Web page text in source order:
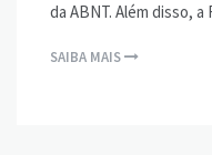
da ABNT. Além disso, a
SAIBA MAIS